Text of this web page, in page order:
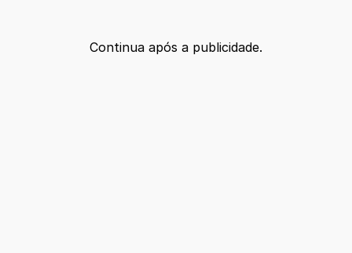
Continua após a publicidade.